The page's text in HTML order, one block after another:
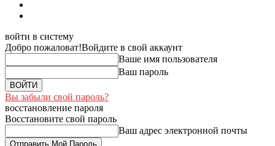
войти в систему
Добро пожаловат!Войдите в свой аккаунт
Ваше имя пользователя
Ваш пароль
Вы забыли свой пароль?
восстановление пароля
Восстановите свой пароль
Ваш адрес электронной почты